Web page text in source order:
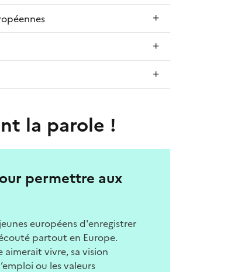
la parole !
permettre aux
européens d'enregistrer
partout en Europe.
aimerait vivre, sa vision
ou les valeurs